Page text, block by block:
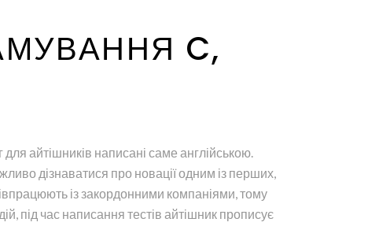
C,
айтішників написані саме англійською.
дізнаватися про новації одним із перших,
із закордонними компаніями, тому
під час написання тестів айтішник прописує